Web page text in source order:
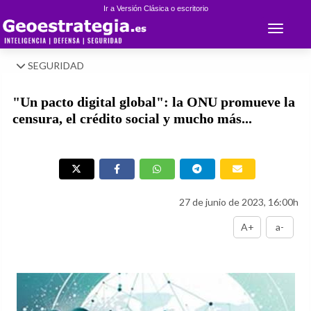
Ir a Versión Clásica o escritorio
Toggle
SEGURIDAD
"Un pacto digital global": la ONU promueve la
censura, el crédito social y mucho más...
27 de junio de 2023, 16:00h
A+ a-